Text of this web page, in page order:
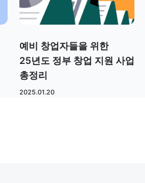
예비 창업자들을 위한
25년도 정부 창업 지원 사업
총정리
2025.01.20